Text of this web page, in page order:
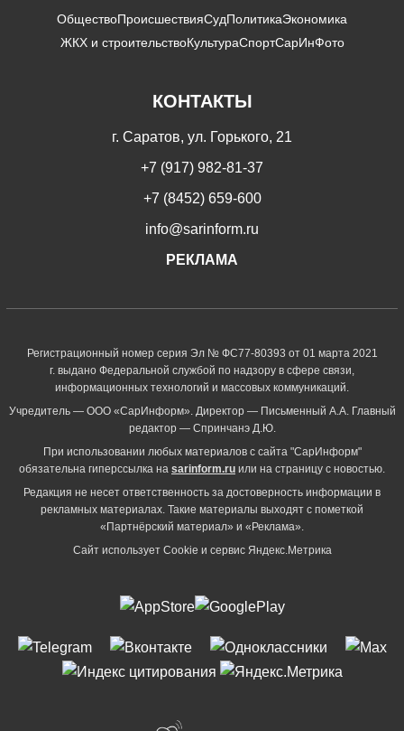
ОбществоПроисшествияСудПолитикаЭкономика
ЖКХ и строительствоКультураСпортСарИнФото
КОНТАКТЫ
г. Саратов, ул. Горького, 21
+7 (917) 982-81-37
+7 (8452) 659-600
info@sarinform.ru
РЕКЛАМА
Регистрационный номер серия Эл № ФС77-80393 от 01 марта 2021
г. выдано Федеральной службой по надзору в сфере связи,
информационных технологий и массовых коммуникаций.
Учредитель — ООО «СарИнформ». Директор — Письменный А.А. Главный
редактор — Спринчанэ Д.Ю.
При использовании любых материалов с сайта "СарИнформ"
обязательна гиперссылка на sarinform.ru или на страницу с новостью.
Редакция не несет ответственность за достоверность информации в
рекламных материалах. Такие материалы выходят с пометкой
«Партнёрский материал» и «Реклама».
Сайт использует Cookie и сервиc Яндекс.Метрика